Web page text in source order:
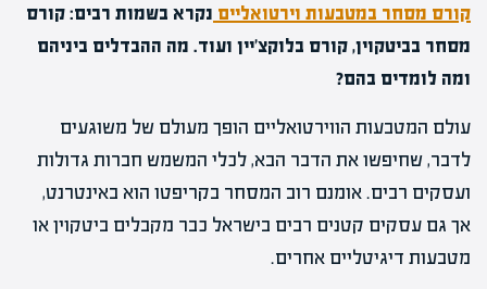
קורס מסחר במטבעות וירטואליים נקרא בשמות רבים: קורס
מסחר בביטקוין, קורס בלוקצ'יין ועוד. מה ההבדלים ביניהם
ומה לומדים בהם?
עולם המטבעות הווירטואליים הופך מעולם של משוגעים
לדבר, שחיפשו את הדבר הבא, לכלי המשמש חברות גדולות
ועסקים רבים. אומנם רוב המסחר בקריפטו הוא באינטרנט,
אך גם עסקים קטנים רבים בישראל כבר מקבלים ביטקוין או
מטבעות דיגיטליים אחרים.